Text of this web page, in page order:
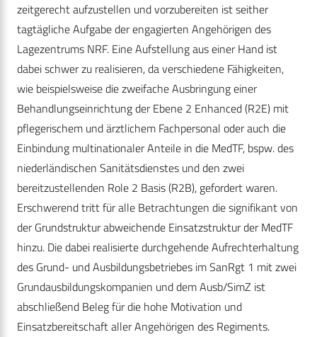
zeitgerecht aufzustellen und vorzubereiten ist seither
tagtägliche Aufgabe der engagierten Angehörigen des
Lagezentrums NRF. Eine Aufstellung aus einer Hand ist
dabei schwer zu realisieren, da verschiedene Fähigkeiten,
wie beispielsweise die zweifache Ausbringung einer
Behandlungseinrichtung der Ebene 2 Enhanced (R2E) mit
pflegerischem und ärztlichem Fachpersonal oder auch die
Einbindung multinationaler Anteile in die MedTF, bspw. des
niederländischen Sanitätsdienstes und den zwei
bereitzustellenden Role 2 Basis (R2B), gefordert waren.
Erschwerend tritt für alle Betrachtungen die signifikant von
der Grundstruktur abweichende Einsatzstruktur der MedTF
hinzu. Die dabei realisierte durchgehende Aufrechterhaltung
des Grund- und Ausbildungsbetriebes im SanRgt 1 mit zwei
Grundausbildungskompanien und dem Ausb/SimZ ist
abschließend Beleg für die hohe Motivation und
Einsatzbereitschaft aller Angehörigen des Regiments.